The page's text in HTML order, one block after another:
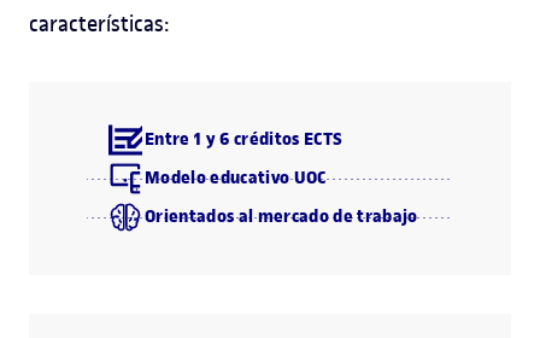
características:
Entre 1 y 6 créditos ECTS
Modelo educativo UOC
Orientados al mercado de trabajo